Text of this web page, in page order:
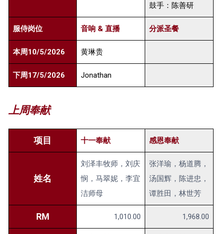
鼓手：陈善研
服侍岗位 音响 & 直播 分派圣餐
本周10/5/2026 黄琳贵
下周17/5/2026 Jonathan
上周奉献
项目 十一奉献 感恩奉献
姓名
刘泽丰牧师，刘庆
悯，马翠妮，李宜
洁师母
张洋瑜，杨道腾，
汤国辉，陈进忠，
谭胜田，林世芳
RM 1,010.00 1,968.00